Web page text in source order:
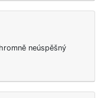
neúspěšný